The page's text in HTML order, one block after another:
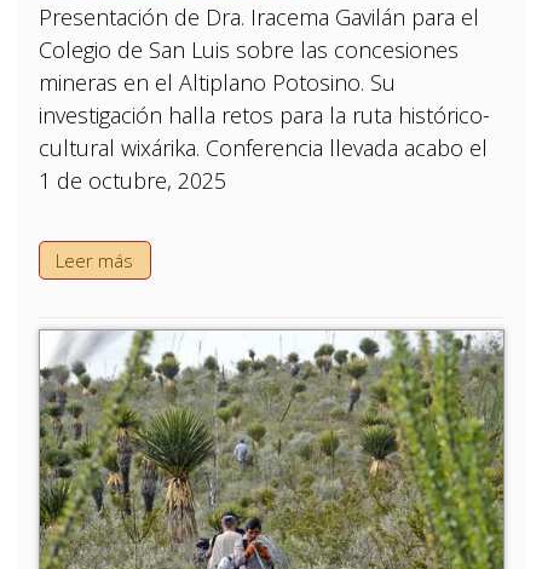
Presentación de Dra. Iracema Gavilán para el
Colegio de San Luis sobre las concesiones
mineras en el Altiplano Potosino. Su
investigación halla retos para la ruta histórico-
cultural wixárika. Conferencia llevada acabo el
1 de octubre, 2025
Leer más